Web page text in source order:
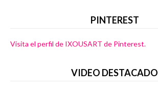
PINTEREST
Visita el perfil de IXOUSART de Pinterest.
VIDEO DESTACADO